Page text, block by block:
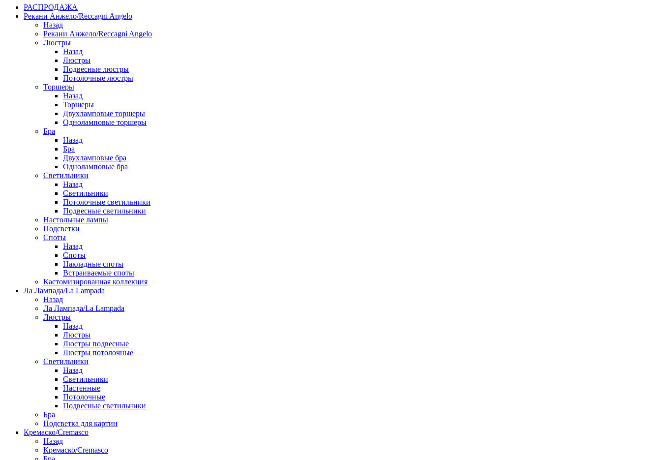
РАСПРОДАЖА
Рекани Анжело/Reccagni Angelo
Назад
Рекани Анжело/Reccagni Angelo
Люстры
Назад
Люстры
Подвесные люстры
Потолочные люстры
Торшеры
Назад
Торшеры
Двухламповые торшеры
Одноламповые торшеры
Бра
Назад
Бра
Двухламповые бра
Одноламповые бра
Светильники
Назад
Светильники
Потолочные светильники
Подвесные светильники
Настольные лампы
Подсветки
Споты
Назад
Споты
Накладные споты
Встраиваемые споты
Кастомизированная коллекция
Ла Лампада/La Lampada
Назад
Ла Лампада/La Lampada
Люстры
Назад
Люстры
Люстры подвесные
Люстры потолочные
Светильники
Назад
Светильники
Настенные
Потолочные
Подвесные светильники
Бра
Подсветка для картин
Кремаско/Cremasco
Назад
Кремаско/Cremasco